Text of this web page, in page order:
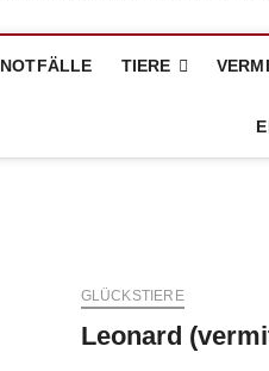
NOTFÄLLE TIERE
GLÜCKSTIERE
Leonard